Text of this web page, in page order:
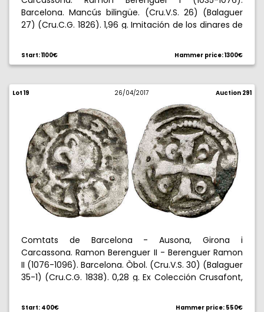
Barcelona. Mancús bilingüe. (Cru.V.S. 26) (Balaguer
27) (Cru.C.G. 1826). 1,96 g. Imitación de los dinares de
degeneradas. Muy rara. MBC+/MBC.
Start: 1100€ Hammer price: 1300€
Lot 19 26/04/2017 Auction 291
Comtats de Barcelona - Ausona, Girona i
Carcassona. Ramon Berenguer II - Berenguer Ramon
II (1076-1096). Barcelona. Òbol. (Cru.V.S. 30) (Balaguer
35-1) (Cru.C.G. 1838). 0,28 g. Ex Colección Crusafont,
Start: 400€ Hammer price: 550€